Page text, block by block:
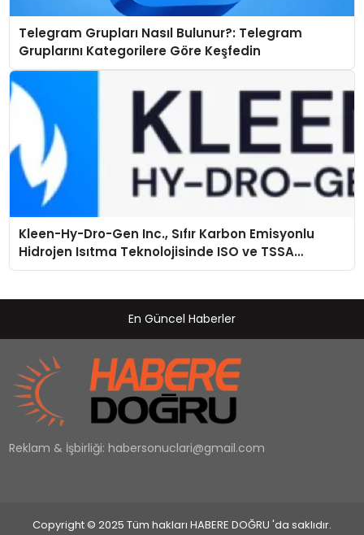
Telegram Grupları Nasıl Bulunur?: Telegram
Gruplarını Kategorilere Göre Keşfedin
Kleen-Hy-Dro-Gen Inc., Sıfır Karbon Emisyonlu
Hidrojen Isıtma Teknolojisinde ISO ve TSSA
Düzenleyici Onaylarını Aldı
En Güncel Haberler
Reklam & İşbirliği: habersonuclari@gmail.com
Copyright © 2025 Tüm hakları HABERE DOĞRU 'da saklıdır.